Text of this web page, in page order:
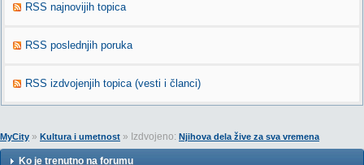
RSS najnovijih topica
RSS poslednjih poruka
RSS izdvojenjih topica (vesti i članci)
MyCity » Kultura i umetnost » Izdvojeno: Njihova dela žive za sva vremena
Ko je trenutno na forumu